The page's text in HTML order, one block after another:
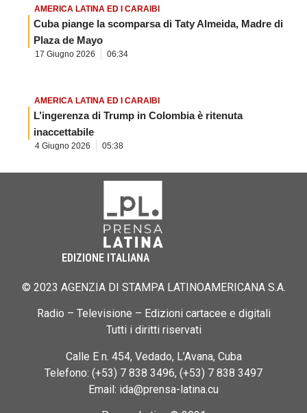
AMERICA LATINA ED I CARAIBI
Cuba piange la scomparsa di Taty Almeida, Madre di
Plaza de Mayo
17 Giugno 2026 06:34
AMERICA LATINA ED I CARAIBI
L’ingerenza di Trump in Colombia è ritenuta
inaccettabile
4 Giugno 2026 05:38
EDIZIONE ITALIANA
© 2023 AGENZIA DI STAMPA LATINOAMERICANA S.A.
Radio – Televisione – Edizioni cartacee e digitali
Tutti i diritti riservati
Calle E n. 454, Vedado, L’Avana, Cuba
Telefono: (+53) 7 838 3496, (+53) 7 838 3497
Email: ida@prensa-latina.cu